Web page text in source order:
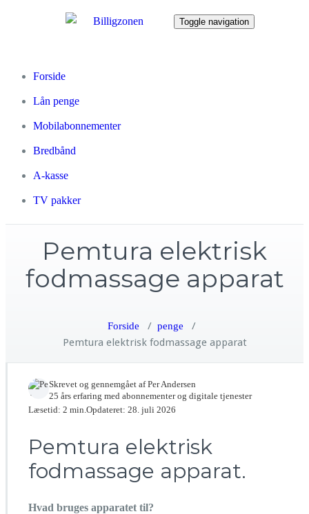
Toggle navigation
Forside
Lån penge
Mobilabonnementer
Bredbånd
A-kasse
TV pakker
Pemtura elektrisk
fodmassage apparat
Forside / penge
/
Pemtura elektrisk fodmassage apparat
Skrevet og gennemgået afPer Andersen
25 års erfaring med abonnementer og digitale tjenester
Læsetid: 2 min.Opdateret: 28. juli 2026
Pemtura elektrisk
fodmassage apparat.
Hvad bruges apparatet til?